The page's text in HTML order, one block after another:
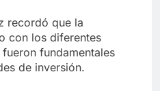
recordó que la
con los diferentes
fundamentales
de inversión.